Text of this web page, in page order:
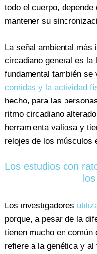
todo el cuerpo,
mantener su
La señal ambiental más
circadiano general es la
fundamental también se
comidas y la actividad
hecho, para las
ritmo circadiano
herramienta valiosa y
relojes de los músculos
Los estudios con
Los investigadores
porque, a pesar de la
tienen mucho en común
refiere a la genética y al